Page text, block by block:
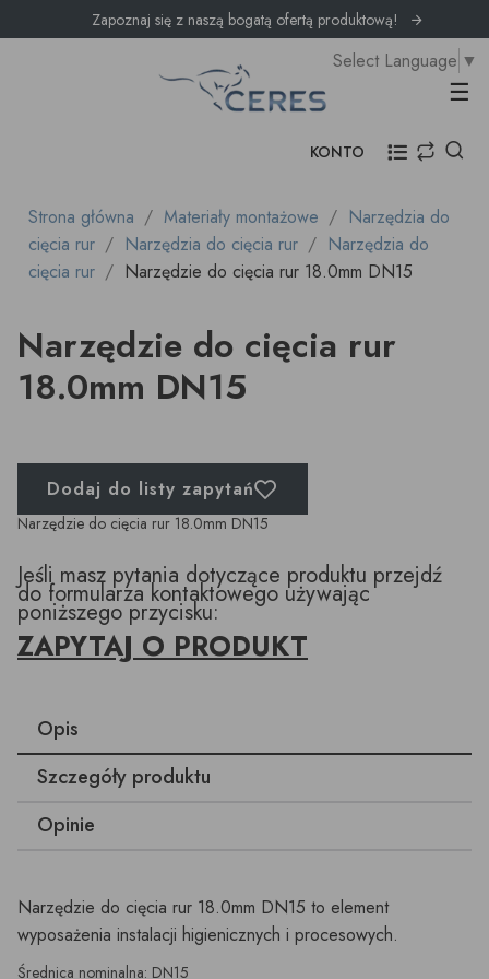
Zapoznaj się z naszą bogatą ofertą produktową!
☰
Select Language ▼
KONTO
Strona główna Materiały montażowe
Narzędzia do
cięcia rur
Narzędzia do cięcia rur
Narzędzia do
cięcia rur
Narzędzie do cięcia rur 18.0mm DN15
Narzędzie do cięcia rur
18.0mm DN15
Dodaj do listy zapytań
Narzędzie do cięcia rur 18.0mm DN15
Jeśli masz pytania dotyczące produktu przejdź
do formularza kontaktowego używając
poniższego przycisku:
ZAPYTAJ O PRODUKT
Opis
Szczegóły produktu
Opinie
Narzędzie do cięcia rur 18.0mm DN15 to element
wyposażenia instalacji higienicznych i procesowych.
Średnica nominalna: DN15